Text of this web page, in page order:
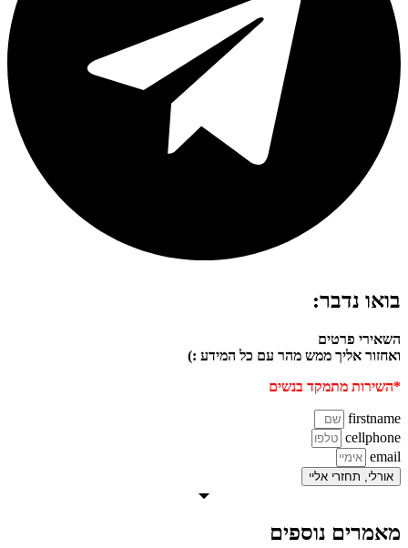
בואו נדבר:
השאירי פרטים
ואחזור אליך ממש מהר עם כל המידע :)
*השירות מתמקד בנשים
firstname
cellphone
email
אורלי, תחזרי אליי
מאמרים נוספים